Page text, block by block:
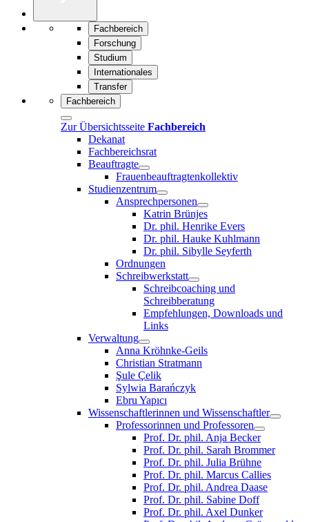
Fachbereich
Forschung
Studium
Internationales
Transfer
Fachbereich
Zur Übersichtsseite Fachbereich
Dekanat
Fachbereichsrat
Beauftragte
Frauenbeauftragtenkollektiv
Studienzentrum
Ansprechpersonen
Katrin Brünjes
Dr. phil. Henrike Evers
Dr. phil. Hauke Kuhlmann
Dr. phil. Sibylle Seyferth
Ordnungen
Schreibwerkstatt
Schreibcoaching und
Schreibberatung
Empfehlungen, Downloads und
Links
Verwaltung
Anna Kröhnke-Geils
Christian Stratmann
Şule Çelik
Sylwia Barańczyk
Ebru Yapıcı
Wissenschaftlerinnen und Wissenschaftler
Professorinnen und Professoren
Prof. Dr. phil. Anja Becker
Prof. Dr. phil. Sarah Brommer
Prof. Dr. phil. Julia Brühne
Prof. Dr. phil. Marcus Callies
Prof. Dr. phil. Andrea Daase
Prof. Dr. phil. Sabine Doff
Prof. Dr. phil. Axel Dunker